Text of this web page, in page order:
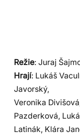
Režie: Juraj
Hrají: Lukáš
Javorský,
Veronika
Pazderková,
Latinák, Klára